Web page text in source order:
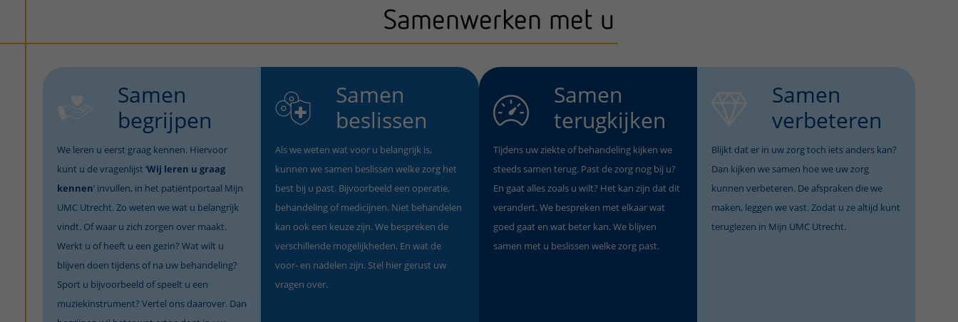
Samenwerken met u
Samen
begrijpen
We leren u eerst graag kennen. Hiervoor
kunt u de vragenlijst ‘Wij leren u graag
kennen’ invullen, in het patiëntportaal Mijn
UMC Utrecht. Zo weten we wat u belangrijk
vindt. Of waar u zich zorgen over maakt.
Werkt u of heeft u een gezin? Wat wilt u
blijven doen tijdens of na uw behandeling?
Sport u bijvoorbeeld of speelt u een
muziekinstrument? Vertel ons daarover. Dan
Samen
beslissen
Als we weten wat voor u belangrijk is,
kunnen we samen beslissen welke zorg het
best bij u past. Bijvoorbeeld een operatie,
behandeling of medicijnen. Niet behandelen
kan ook een keuze zijn. We bespreken de
verschillende mogelijkheden. En wat de
voor- en nadelen zijn. Stel hier gerust uw
vragen over.
Samen
terugkijken
Tijdens uw ziekte of behandeling kijken we
steeds samen terug. Past de zorg nog bij u?
En gaat alles zoals u wilt? Het kan zijn dat dit
verandert. We bespreken met elkaar wat
goed gaat en wat beter kan. We blijven
samen met u beslissen welke zorg past.
Samen
verbeteren
Blijkt dat er in uw zorg toch iets anders kan?
Dan kijken we samen hoe we uw zorg
kunnen verbeteren. De afspraken die we
maken, leggen we vast. Zodat u ze altijd kunt
teruglezen in Mijn UMC Utrecht.